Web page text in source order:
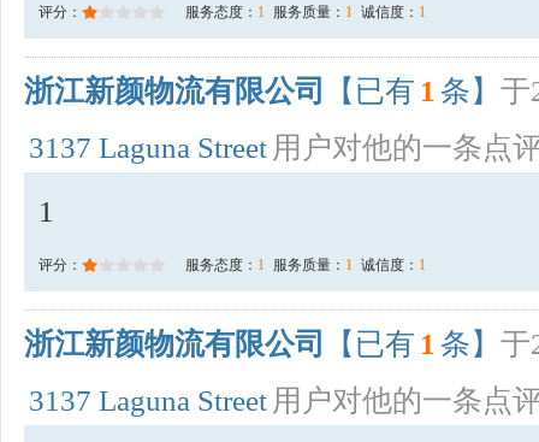
评分： 服务态度： 1 服务质量： 1 诚信度： 1
浙江新颜物流有限公司 【已有 1 条】 于
3137 Laguna Street 用户对他的一条点
1
评分： 服务态度： 1 服务质量： 1 诚信度： 1
浙江新颜物流有限公司 【已有 1 条】 于
3137 Laguna Street 用户对他的一条点